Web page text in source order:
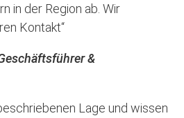
in der Region ab. Wir
Kontakt“
&
Lage und wissen